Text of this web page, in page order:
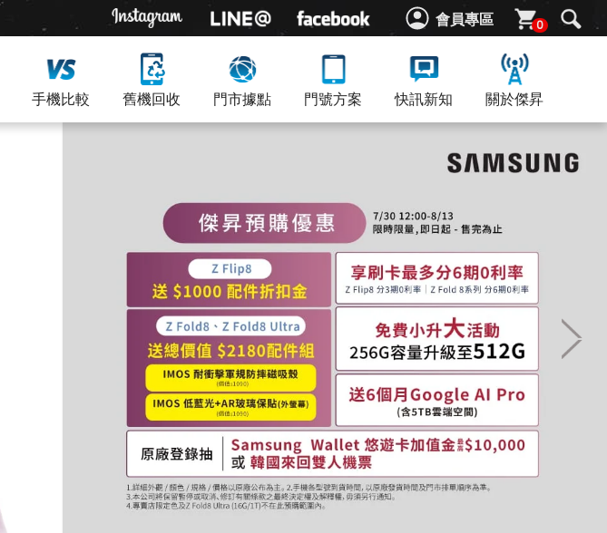
會員專區 0
手機比較 舊機回收 門市據點 門號方案 快訊新知 關於傑昇